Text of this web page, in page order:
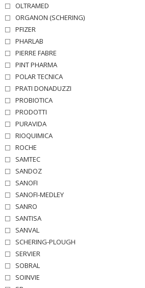
OLTRAMED
ORGANON (SCHERING)
PFIZER
PHARLAB
PIERRE FABRE
PINT PHARMA
POLAR TECNICA
PRATI DONADUZZI
PROBIOTICA
PRODOTTI
PURAVIDA
RIOQUIMICA
ROCHE
SAMTEC
SANDOZ
SANOFI
SANOFI-MEDLEY
SANRO
SANTISA
SANVAL
SCHERING-PLOUGH
SERVIER
SOBRAL
SOINVIE